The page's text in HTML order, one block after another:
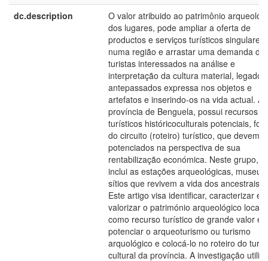
dc.description
O valor atribuido ao patrimônio
dos lugares, pode ampliar a oferta de
productos e serviços turísticos singulares
numa região e arrastar uma demanda de
turistas interessados na análise e
interpretação da cultura material, legado
antepassados expressa nos objetos e
artefatos e inserindo-os na vida actual. A
província de Benguela, possui recursos
turísticos históricoculturais potenciais, fora
do circuito (roteiro) turístico, que devem
potenciados na perspectiva de sua
rentabilização económica. Neste grupo,
inclui as estações arqueológicas, museus
sítios que revivem a vida dos ancestrais.
Este artigo visa identificar, caracterizar e
valorizar o património arqueológico local,
como recurso turístico de grande valor e
potenciar o arqueoturismo ou turismo
arquológico e colocá-lo no roteiro do
cultural da província. A investigação